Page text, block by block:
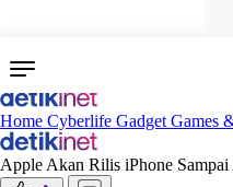
Home Cyberlife Gadget Games
Apple Akan Rilis iPhone